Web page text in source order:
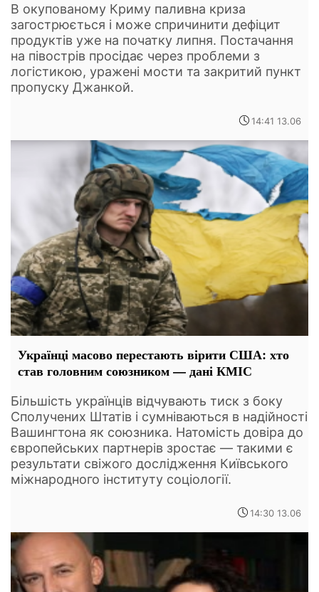
В окупованому Криму паливна криза
загострюється і може спричинити дефіцит
продуктів уже на початку липня. Постачання
на півострів просідає через проблеми з
логістикою, уражені мости та закритий пункт
пропуску Джанкой.
14:41 13.06
Українці масово перестають вірити США: хто
став головним союзником — дані КМІС
Більшість українців відчувають тиск з боку
Сполучених Штатів і сумніваються в надійності
Вашингтона як союзника. Натомість довіра до
європейських партнерів зростає — такими є
результати свіжого дослідження Київського
міжнародного інституту соціології.
14:30 13.06